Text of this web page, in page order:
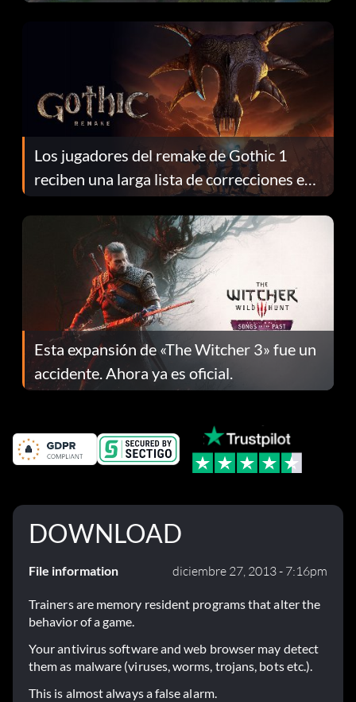
continuación te explicamos por qué.
Los jugadores del remake de Gothic 1
reciben una larga lista de correcciones en
el parche 1.0.4
Esta expansión de «The Witcher 3» fue un
accidente. Ahora ya es oficial.
DOWNLOAD
File information diciembre 27, 2013 - 7:16pm
Trainers are memory resident programs that alter the
behavior of a game.
Your antivirus software and web browser may detect
them as malware (viruses, worms, trojans, bots etc.).
This is almost always a false alarm.